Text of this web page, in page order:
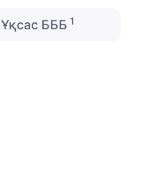
Ұқсас БББ 1